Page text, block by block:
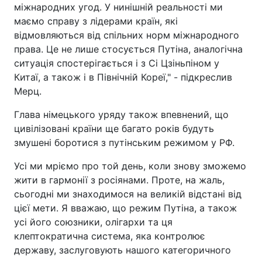
міжнародних угод. У нинішній реальності ми
маємо справу з лідерами країн, які
відмовляються від спільних норм міжнародного
права. Це не лише стосується Путіна, аналогічна
ситуація спостерігається і з Сі Цзіньпіном у
Китаї, а також і в Північній Кореї," - підкреслив
Мерц.
Глава німецького уряду також впевнений, що
цивілізовані країни ще багато років будуть
змушені боротися з путінським режимом у РФ.
Усі ми мріємо про той день, коли знову зможемо
жити в гармонії з росіянами. Проте, на жаль,
сьогодні ми знаходимося на великій відстані від
цієї мети. Я вважаю, що режим Путіна, а також
усі його союзники, олігархи та ця
клептократична система, яка контролює
державу, заслуговують нашого категоричного